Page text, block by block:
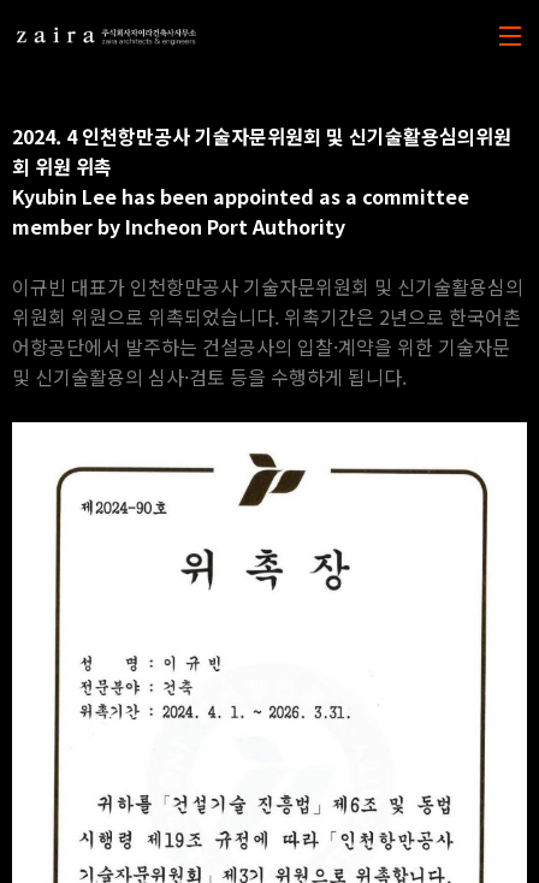
2024. 4 인천항만공사 기술자문위원회 및 신기술활용심의위원
회 위원 위촉
Kyubin Lee has been appointed as a committee
member by Incheon Port Authority
이규빈 대표가 인천항만공사 기술자문위원회 및 신기술활용심의
위원회 위원으로 위촉되었습니다. 위촉기간은 2년으로 한국어촌
어항공단에서 발주하는 건설공사의 입찰·계약을 위한 기술자문
및 신기술활용의 심사·검토 등을 수행하게 됩니다.